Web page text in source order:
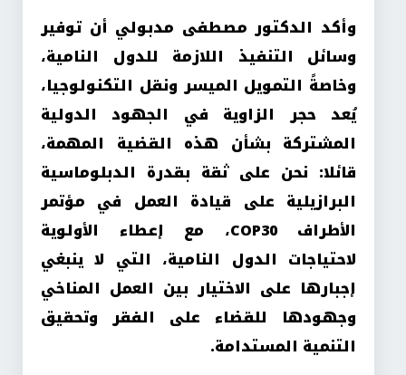
وأكد الدكتور مصطفى مدبولي أن توفير
وسائل التنفيذ اللازمة للدول النامية،
وخاصةً التمويل الميسر ونقل التكنولوجيا،
يُعد حجر الزاوية في الجهود الدولية
المشتركة بشأن هذه القضية المهمة،
قائلا: نحن على ثقة بقدرة الدبلوماسية
البرازيلية على قيادة العمل في مؤتمر
الأطراف COP30
، مع إعطاء الأولوية
لاحتياجات الدول النامية، التي لا ينبغي
إجبارها على الاختيار بين العمل المناخي
وجهودها للقضاء على الفقر وتحقيق
التنمية المستدامة.